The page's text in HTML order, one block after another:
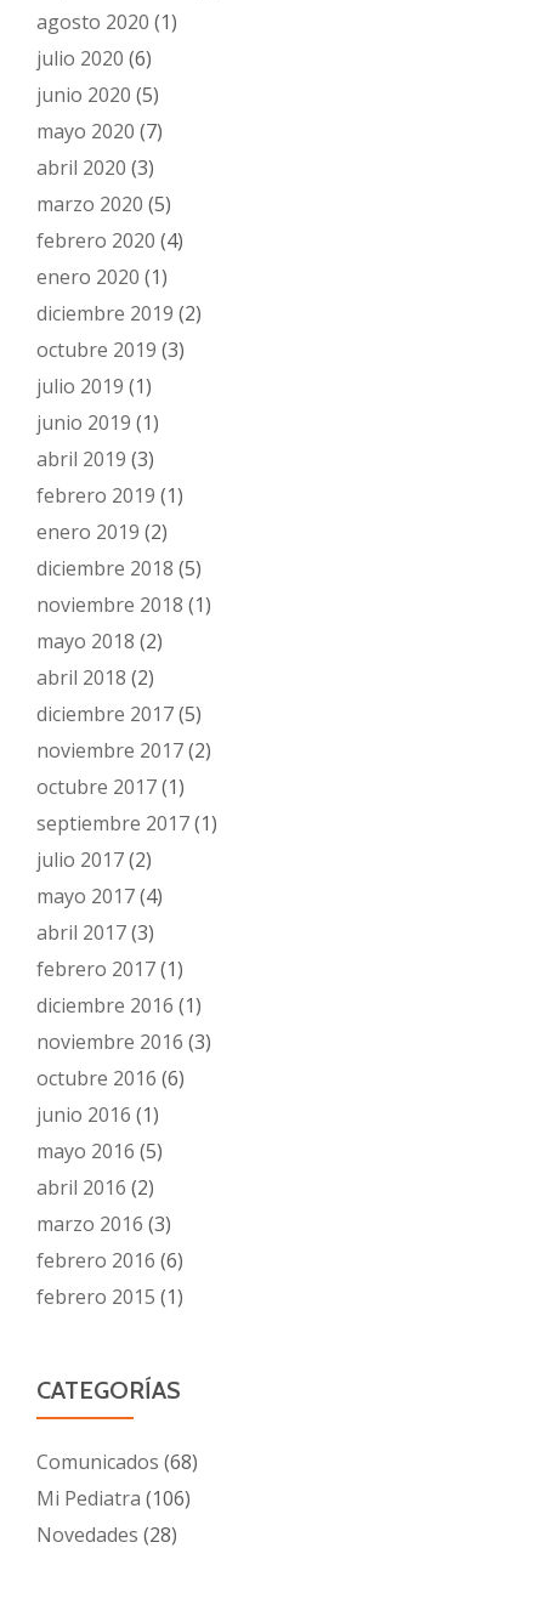
agosto 2020 (1)
julio 2020 (6)
junio 2020 (5)
mayo 2020 (7)
abril 2020 (3)
marzo 2020 (5)
febrero 2020 (4)
enero 2020 (1)
diciembre 2019 (2)
octubre 2019 (3)
julio 2019 (1)
junio 2019 (1)
abril 2019 (3)
febrero 2019 (1)
enero 2019 (2)
diciembre 2018 (5)
noviembre 2018 (1)
mayo 2018 (2)
abril 2018 (2)
diciembre 2017(5)
noviembre 2017(2)
octubre 2017(1)
septiembre 2017(1)
julio 2017(2)
mayo 2017(4)
abril 2017(3)
febrero 2017(1)
diciembre 2016 (1)
noviembre 2016 (3)
octubre 2016 (6)
junio 2016 (1)
mayo 2016 (5)
abril 2016 (2)
marzo 2016 (3)
febrero 2016 (6)
febrero 2015 (1)
CATEGORÍAS
Comunicados (68)
Mi Pediatra (106)
Novedades (28)